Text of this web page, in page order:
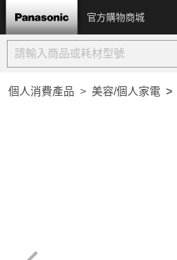
官方購物商城
個人消費產品 美容/個人家電